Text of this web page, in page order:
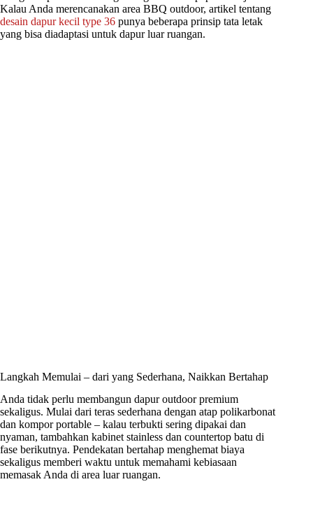
Kalau Anda merencanakan area BBQ outdoor, artikel tentang
desain dapur kecil type 36 punya beberapa prinsip tata letak
yang bisa diadaptasi untuk dapur luar ruangan.
Langkah Memulai – dari yang Sederhana, Naikkan Bertahap
Anda tidak perlu membangun dapur outdoor premium
sekaligus. Mulai dari teras sederhana dengan atap polikarbonat
dan kompor portable – kalau terbukti sering dipakai dan
nyaman, tambahkan kabinet stainless dan countertop batu di
fase berikutnya. Pendekatan bertahap menghemat biaya
sekaligus memberi waktu untuk memahami kebiasaan
memasak Anda di area luar ruangan.